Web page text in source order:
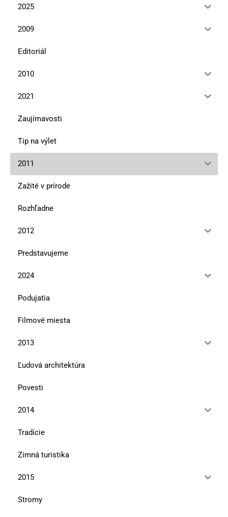
2025
2009
Editoriál
2010
2021
Zaujímavosti
Tip na výlet
2011
Zažité v prírode
Rozhľadne
2012
Predstavujeme
2024
Podujatia
Filmové miesta
2013
Ľudová architektúra
Povesti
2014
Tradície
Zimná turistika
2015
Stromy